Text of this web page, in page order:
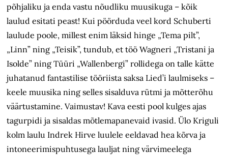
põhjaliku ja enda vastu nõudliku muusikuga – kõik
laulud esitati peast! Kui pöörduda veel kord Schuberti
laulude poole, millest enim läksid hinge „Tema pilt”,
„Linn” ning „Teisik”, tundub, et töö Wagneri „Tristani ja
Isolde” ning Tüüri „Wallenbergi” rollidega on talle kätte
juhatanud fantastilise tööriista saksa Lied’i laulmiseks –
keele muusika ning selles sisalduva rütmi ja mõtterõhu
väärtustamine. Vaimustav! Kava eesti pool kulges ajas
tagurpidi ja sisaldas mõtlemapanevaid ivasid. Ülo Kriguli
kolm laulu Indrek Hirve luulele eeldavad hea kõrva ja
intoneerimispuhtusega lauljat ning värvimeelega